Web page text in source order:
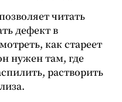
читать
дефект в
как стареет
нужен там, где
растворить